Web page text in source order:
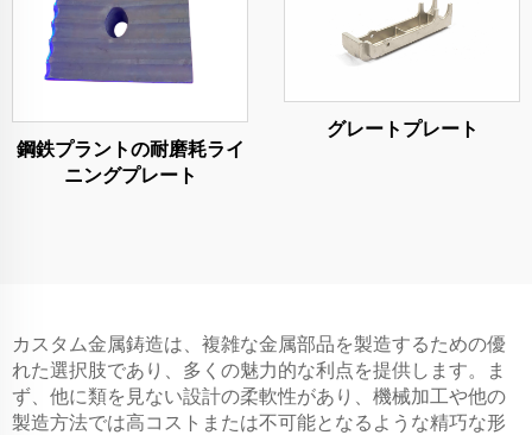
鋼鉄プラントの耐磨耗ライ
ニングプレート
グレートプレート
カスタム金属鋳造は、複雑な金属部品を製造するための優
れた選択肢であり、多くの魅力的な利点を提供します。ま
ず、他に類を見ない設計の柔軟性があり、機械加工や他の
製造方法では高コストまたは不可能となるような精巧な形